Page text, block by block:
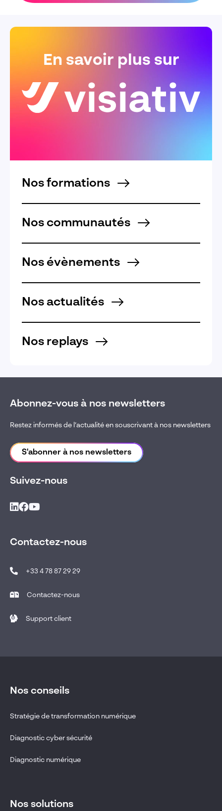
En savoir plus sur
Nos formations
Nos communautés
Nos évènements
Nos actualités
Nos replays
Abonnez-vous à nos newsletters
Restez informés de l’actualité en souscrivant à nos newsletters
S'abonner à nos newsletters
Suivez-nous
Contactez-nous
+33 4 78 87 29 29
Contactez-nous
Support client
Nos conseils
Stratégie de transformation numérique
Diagnostic cyber sécurité
Diagnostic numérique
Nos solutions